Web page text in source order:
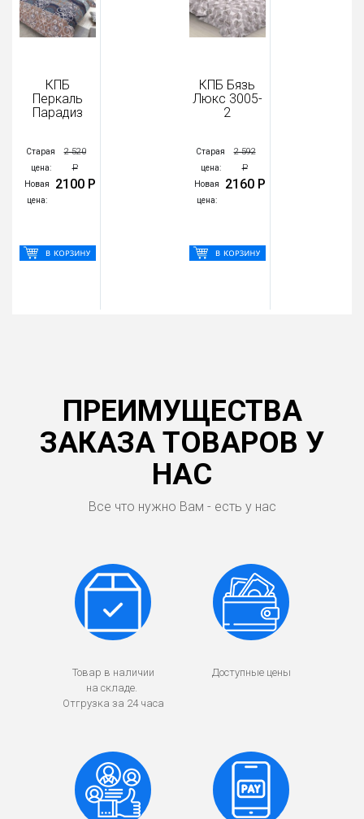
2 520
Р
2100 Р
КПБ Бязь
Люкс 3005-
2 592
Р
2160 Р
ПРЕИМУЩЕСТВА
ЗАКАЗА ТОВАРОВ У
НАС
Все что нужно Вам - есть у нас
Товар в наличии
на складе.
Отгрузка за 24 часа
Доступные цены